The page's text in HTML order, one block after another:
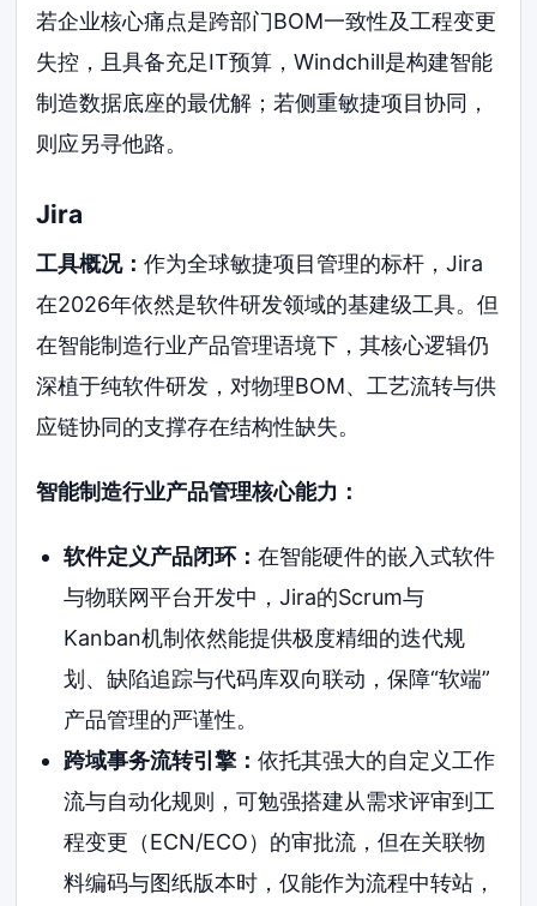
若企业核心痛点是跨部门BOM一致性及工程变更
失控，且具备充足IT预算，Windchill是构建智能
制造数据底座的最优解；若侧重敏捷项目协同，
则应另寻他路。
Jira
工具概况：作为全球敏捷项目管理的标杆，Jira
在2026年依然是软件研发领域的基建级工具。但
在智能制造行业产品管理语境下，其核心逻辑仍
深植于纯软件研发，对物理BOM、工艺流转与供
应链协同的支撑存在结构性缺失。
智能制造行业产品管理核心能力：
软件定义产品闭环： 在智能硬件的嵌入式软件
与物联网平台开发中，Jira的Scrum与
Kanban机制依然能提供极度精细的迭代规
划、缺陷追踪与代码库双向联动，保障“软端”
产品管理的严谨性。
跨域事务流转引擎： 依托其强大的自定义工作
流与自动化规则，可勉强搭建从需求评审到工
程变更（ECN/ECO）的审批流，但在关联物
料编码与图纸版本时，仅能作为流程中转站，